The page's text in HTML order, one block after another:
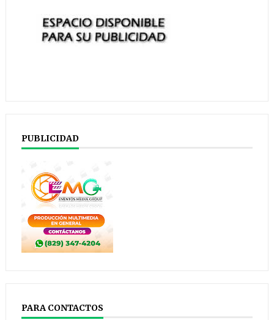
PUBLICIDAD
PARA CONTACTOS